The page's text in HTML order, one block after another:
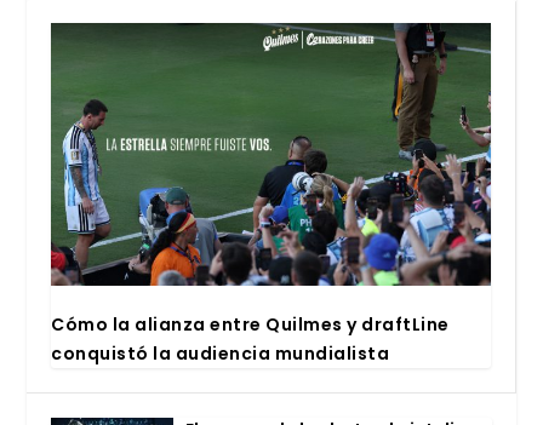
Cómo la alian­za entre Quil­mes y draftLi­ne
con­quis­tó la audien­cia mun­dia­lis­ta